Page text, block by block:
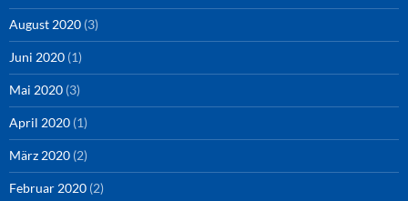
August 2020 (3)
Juni 2020 (1)
Mai 2020 (3)
April 2020 (1)
März 2020 (2)
Februar 2020 (2)